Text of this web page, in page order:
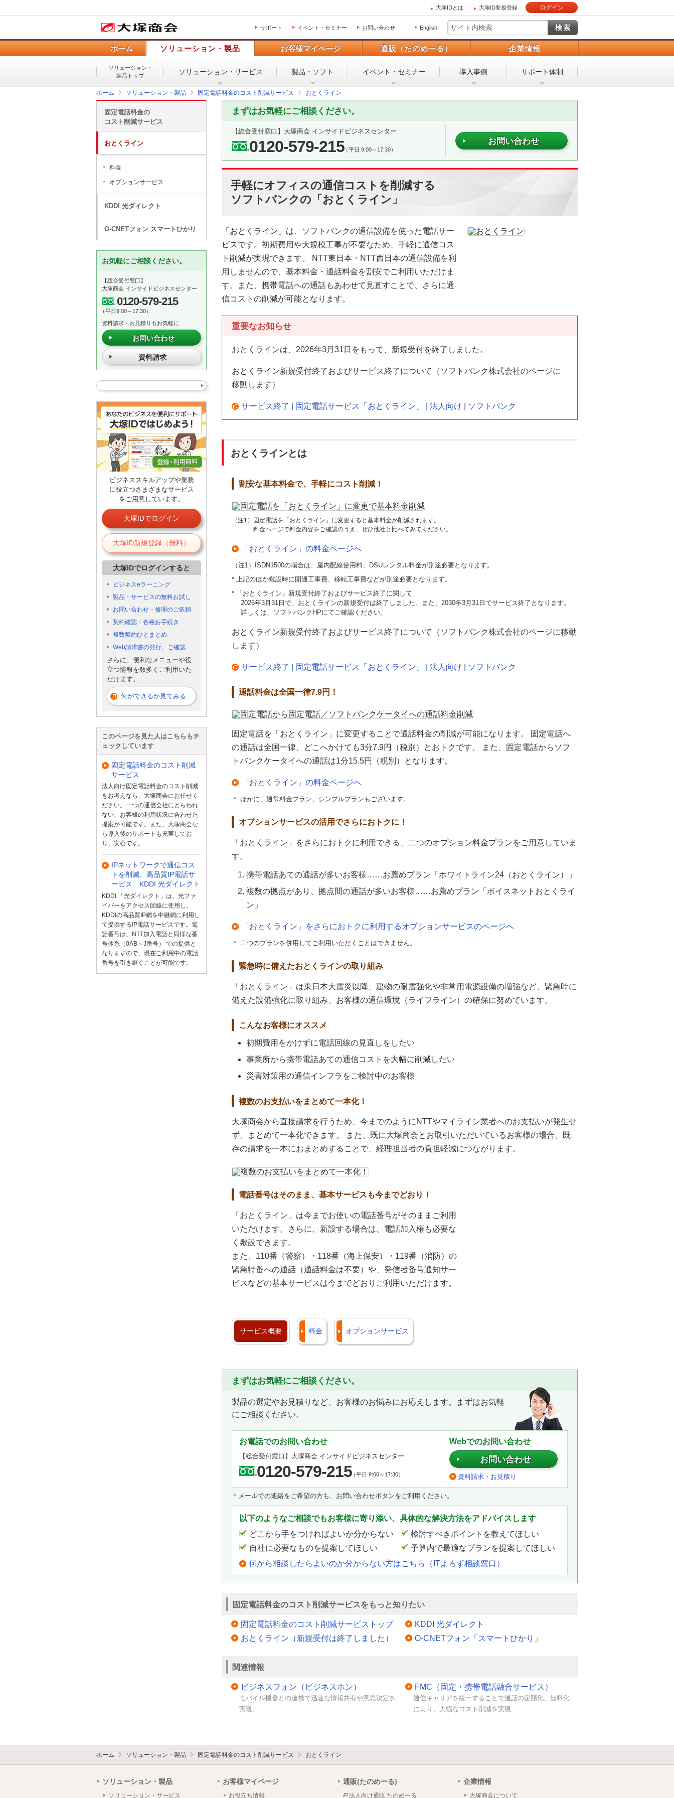
大塚IDとは 大塚ID新規登録 ログイン
サポート イベント・セミナー お問い合わせ English
ホーム ソリューション・製品 お客様マイページ 通販（たのめーる） 企業情報
ソリューション・
製品トップ
ソリューション・ サービス 製品・ソフト イベント・ セミナー 導入事例 サポート体制
ホーム ソリューション・製品 固定電話料金のコスト削減サービス おとくライン
まずはお気軽にご相談ください。
【総合受付窓口】 大塚商会 インサイドビジネスセンター
0120-579-215（平日 9:00～17:30）
お問い合わせ
手軽にオフィスの通信コストを削減する
ソフトバンクの「おとくライン」
「おとくライン」は、ソフトバンクの通信設備を使った電話サー
ビスです。初期費用や大規模工事が不要なため、手軽に通信コス
ト削減が実現できます。 NTT東日本・NTT西日本の通信設備を利
用しませんので、基本料金・通話料金を割安でご利用いただけま
す。また、携帯電話への通話もあわせて見直すことで、さらに通
信コストの削減が可能となります。
重要なお知らせ
おとくラインは、2026年3月31日をもって、新規受付を終了しました。
おとくライン新規受付終了およびサービス終了について（ソフトバンク株式会社のページに
移動します）
サービス終了 | 固定電話サービス「おとくライン」 | 法人向け | ソフトバンク
おとくラインとは
割安な基本料金で、手軽にコスト削減！
（注1）固定電話を「おとくライン」に変更すると基本料金が削減されます。
料金ページで料金内容をご確認のうえ、ぜひ他社と比べてみてください。
「おとくライン」の料金ページへ
（注1）ISDN1500の場合は、屋内配線使用料、DSUレンタル料金が別途必要となります。
* 上記のほか敷設時に開通工事費、移転工事費などが別途必要となります。
* 「おとくライン」新規受付終了およびサービス終了に関して
2026年3月31日で、おとくラインの新規受付は終了しました。また、2030年3月31日でサービス終了となります。
詳しくは、ソフトバンクHPにてご確認ください。
おとくライン新規受付終了およびサービス終了について（ソフトバンク株式会社のページに移動
します）
サービス終了 | 固定電話サービス「おとくライン」 | 法人向け | ソフトバンク
通話料金は全国一律7.9円！
固定電話を「おとくライン」に変更することで通話料金の削減が可能になります。 固定電話へ
の通話は全国一律、どこへかけても3分7.9円（税別）とおトクです。 また、固定電話からソフ
トバンクケータイへの通話は1分15.5円（税別）となります。
「おとくライン」の料金ページへ
＊ ほかに、通常料金プラン、シンプルプランもございます。
オプションサービスの活用でさらにおトクに！
「おとくライン」をさらにおトクに利用できる、二つのオプション料金プランをご用意していま
す。
携帯電話あての通話が多いお客様……お薦めプラン「ホワイトライン24（おとくライン）」
複数の拠点があり、拠点間の通話が多いお客様……お薦めプラン「ボイスネットおとくライ
ン」
「おとくライン」をさらにおトクに利用するオプションサービスのページへ
＊ 二つのプランを併用してご利用いただくことはできません。
緊急時に備えたおとくラインの取り組み
「おとくライン」は東日本大震災以降、建物の耐震強化や非常用電源設備の増強など、緊急時に
備えた設備強化に取り組み、お客様の通信環境（ライフライン）の確保に努めています。
こんなお客様にオススメ
初期費用をかけずに電話回線の見直しをしたい
事業所から携帯電話あての通信コストを大幅に削減したい
災害対策用の通信インフラをご検討中のお客様
複数のお支払いをまとめて一本化！
大塚商会から直接請求を行うため、今までのようにNTTやマイライン業者へのお支払いが発生せ
ず、まとめて一本化できます。 また、既に大塚商会とお取引いただいているお客様の場合、既
存の請求を一本におまとめすることで、経理担当者の負担軽減につながります。
電話番号はそのまま、基本サービスも今までどおり！
「おとくライン」は今までお使いの電話番号がそのままご利用
いただけます。さらに、新設する場合は、電話加入権も必要な
く敷設できます。
また、110番（警察）・118番（海上保安）・119番（消防）の
緊急特番への通話（通話料金は不要）や、発信者番号通知サー
ビスなどの基本サービスは今までどおりご利用いただけます。
サービス概要 料金 オプションサービス
まずはお気軽にご相談ください。
製品の選定やお見積りなど、お客様のお悩みにお応えします。まずはお気軽
にご相談ください。
お電話でのお問い合わせ
【総合受付窓口】 大塚商会 インサイドビジネスセンター
0120-579-215（平日 9:00～17:30）
Webでのお問い合わせ
お問い合わせ
資料請求・お見積り
＊メールでの連絡をご希望の方も、お問い合わせボタンをご利用ください。
以下のようなご相談でもお客様に寄り添い、具体的な解決方法をアドバイスします
どこから手をつければよいか分からない
検討すべきポイントを教えてほしい
自社に必要なものを提案してほしい
予算内で最適なプランを提案してほしい
何から相談したらよいのか分からない方はこちら（ITよろず相談窓口）
固定電話料金のコスト削減サービスをもっと知りたい
固定電話料金のコスト削減サービストップ
おとくライン（新規受付は終了しました）
KDDI 光ダイレクト
O-CNETフォン「スマートひかり」
関連情報
ビジネスフォン（ビジネスホン）
モバイル機器との連携で迅速な情報共有や意思決定を
実現。
FMC（固定・携帯電話融合サービス）
通信キャリアを統一することで通話の定額化、無料化
により、大幅なコスト削減を実現
固定電話料金の
コスト削減サービス
おとくライン
料金
オプションサービス
KDDI 光ダイレクト
O-CNETフォン スマートひかり
お気軽にご相談ください。
【総合受付窓口】
大塚商会 インサイドビジネスセンター
0120-579-215
（平日9:00～17:30）
資料請求・お見積りもお気軽に
お問い合わせ
資料請求
ビジネススキルアップや業務
に役立つさまざまなサービス
をご用意しています。
大塚IDでログイン
大塚ID新規登録（無料）
大塚IDでログインすると
ビジネスeラーニング
製品・サービスの無料お試し
お問い合わせ・修理のご依頼
契約確認・各種お手続き
複数契約ひとまとめ
Web請求書の発行、ご確認
さらに、便利なメニューや役
立つ情報を数多くご利用いた
だけます。
何ができるか見てみる
このページを見た人はこちらもチ
ェックしています
固定電話料金のコスト削減
サービス
法人向け固定電話料金のコスト削減
をお考えなら、大塚商会にお任せく
ださい。一つの通信会社にとらわれ
ない、お客様の利用状況に合わせた
提案が可能です。また、大塚商会な
ら導入後のサポートも充実してお
り、安心です。
IPネットワークで通信コス
トを削減、高品質IP電話サ
ービス KDDI 光ダイレクト
KDDI 「光ダイレクト」は、光ファ
イバーをアクセス回線に使用し、
KDDIの高品質IP網を中継網に利用し
て提供するIP電話サービスです。電
話番号は、NTT加入電話と同様な番
号体系（0AB～J番号） での提供と
なりますので、現在ご利用中の電話
番号を引き継ぐことが可能です。
ホーム ソリューション・製品 固定電話料金のコスト削減サービス おとくライン
ソリューション・製品
ソリューション・サービス
お客様マイページ
お役立ち情報
通販(たのめーる)
法人向け通販 たのめーる
企業情報
大塚商会について